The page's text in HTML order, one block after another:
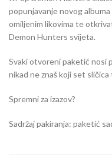
popunjavanje novog
omiljenim likovima te
Demon Hunters svijeta.
Svaki otvoreni paketić nosi
nikad ne znaš koji set
Spremni za izazov?
Sadržaj pakiranja: paketić